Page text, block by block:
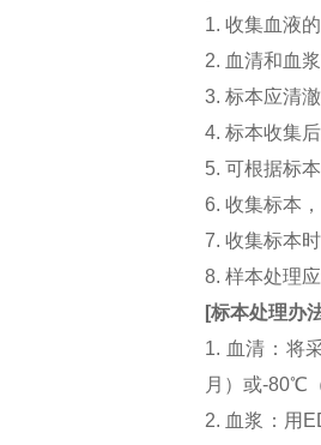
1. 收集血液
2. 血清和血
3. 标本应清
4. 标本收集
5. 可根据标
6. 收集标本
7. 收集标本
8. 样本处理
[标本处理办
1. 血清：将
月）或-80℃
2. 血浆：用